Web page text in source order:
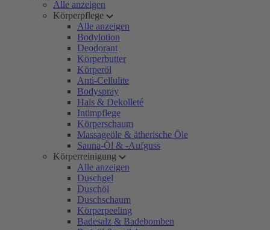
Alle anzeigen
Körperpflege
Alle anzeigen
Bodylotion
Deodorant
Körperbutter
Körperöl
Anti-Cellulite
Bodyspray
Hals & Dekolleté
Intimpflege
Körperschaum
Massageöle & ätherische Öle
Sauna-Öl & -Aufguss
Körperreinigung
Alle anzeigen
Duschgel
Duschöl
Duschschaum
Körperpeeling
Badesalz & Badebomben